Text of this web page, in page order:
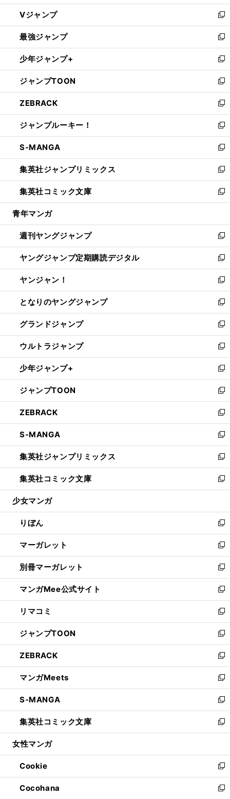
ウ
ィ
ン
ド
ウ
で
開
く
し
い
ウ
ィ
ン
ド
ウ
で
開
く
Vジャンプ
新
し
い
ウ
ィ
ン
ド
ウ
で
開
く
最強ジャンプ
新
し
い
ウ
ィ
ン
ド
ウ
で
開
く
少年ジャンプ+
新
し
い
ウ
ィ
ン
ド
ウ
で
開
く
ジャンプTOON
新
し
い
ウ
ィ
ン
ド
ウ
で
開
く
ZEBRACK
新
し
い
ウ
ィ
ン
ド
ウ
で
開
ジャンプルーキー！
新
し
い
ウ
ィ
ン
ド
ウ
開
く
S-MANGA
新
し
い
ウ
ィ
ン
ウ
で
開
く
集英社ジャンプリミックス
新
し
い
ウ
ン
ド
ウ
で
開
く
集英社コミック文庫
新
し
ウ
ィ
ン
ド
ウ
で
開
く
青年マンガ
週刊ヤングジャンプ
新
し
い
ウ
ィ
ン
ド
ウ
で
開
く
ヤングジャンプ定期購読デジタル
新
し
い
ウ
ィ
ン
ド
ウ
で
開
く
ヤンジャン！
新
し
い
ウ
ィ
ン
ド
ウ
で
開
く
となりのヤングジャンプ
新
し
い
ウ
ィ
ン
ド
ウ
で
開
く
グランドジャンプ
新
し
い
ウ
ィ
ン
ド
ウ
で
開
く
ウルトラジャンプ
新
し
い
ウ
ィ
ン
ド
ウ
で
開
く
少年ジャンプ+
新
し
い
ウ
ィ
ン
ド
ウ
で
開
く
ジャンプTOON
新
し
い
ウ
ィ
ン
ド
ウ
で
開
ZEBRACK
新
し
い
ウ
ィ
ン
ド
ウ
開
く
S-MANGA
新
し
い
ウ
ィ
ン
ウ
で
開
く
集英社ジャンプリミックス
新
し
い
ウ
ン
ド
ウ
で
開
く
集英社コミック文庫
新
し
ウ
ィ
ン
ド
ウ
で
開
く
少女マンガ
りぼん
新
し
い
ウ
ィ
ン
ド
ウ
で
開
く
マーガレット
新
し
い
ウ
ィ
ン
ド
ウ
で
開
く
別冊マーガレット
新
し
い
ウ
ィ
ン
ド
ウ
で
開
く
マンガMee公式サイト
新
し
い
ウ
ィ
ン
ド
ウ
で
開
く
リマコミ
新
し
い
ウ
ィ
ン
ド
ウ
で
開
く
ジャンプTOON
新
し
い
ウ
ィ
ン
ド
ウ
で
開
ZEBRACK
新
し
い
ウ
ィ
ン
ド
ウ
開
く
マンガMeets
新
し
い
ウ
ィ
ン
ウ
で
開
く
S-MANGA
新
し
い
ウ
ン
ド
ウ
で
集英社コミック文庫
新
し
ウ
ィ
ン
ド
女性マンガ
Cookie
新
し
い
Cocohana
新